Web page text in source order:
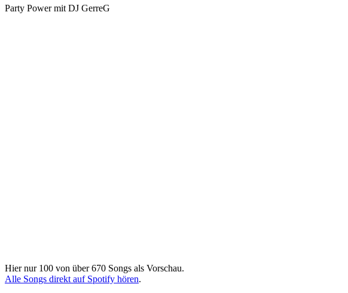
Party Power mit DJ GerreG
Hier nur 100 von über 670 Songs als Vorschau.
Alle Songs direkt auf Spotify hören.